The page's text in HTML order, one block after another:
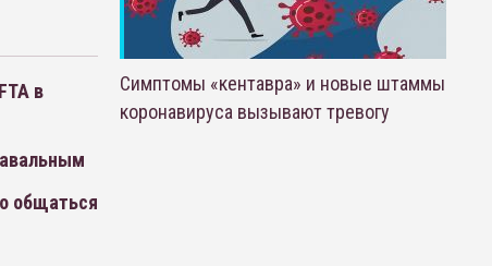
в
общаться
Симптомы «кентавра» и новые штаммы
коронавируса вызывают тревогу